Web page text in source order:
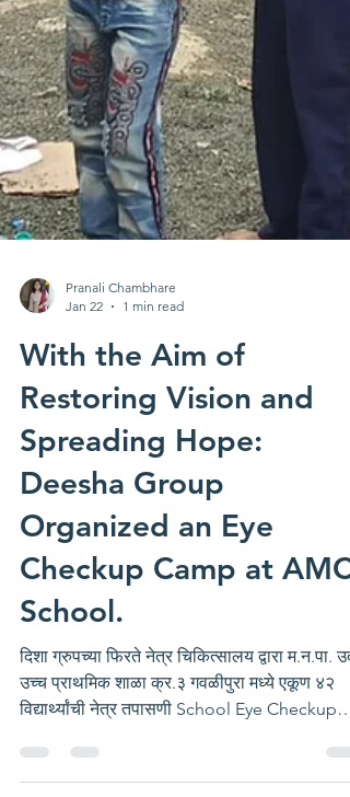
Pranali Chambhare
Jan 22
With the Aim of
Restoring Vision and
Spreading Hope: